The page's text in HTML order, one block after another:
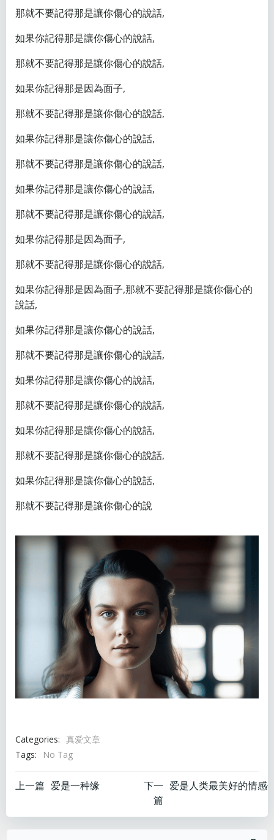
那就不要記得那是讓你傷心的說話,
如果你記得那是讓你傷心的說話,
那就不要記得那是讓你傷心的說話,
如果你記得那是因為面子,
那就不要記得那是讓你傷心的說話,
如果你記得那是讓你傷心的說話,
那就不要記得那是讓你傷心的說話,
如果你記得那是讓你傷心的說話,
那就不要記得那是讓你傷心的說話,
如果你記得那是因為面子,
那就不要記得那是讓你傷心的說話,
如果你記得那是因為面子,那就不要記得那是讓你傷心的
說話,
如果你記得那是讓你傷心的說話,
那就不要記得那是讓你傷心的說話,
如果你記得那是讓你傷心的說話,
那就不要記得那是讓你傷心的說話,
如果你記得那是讓你傷心的說話,
那就不要記得那是讓你傷心的說話,
如果你記得那是讓你傷心的說話,
那就不要記得那是讓你傷心的說
Categories: 真爱文章
Tags:
No Tag
文
章
上一篇 爱是一种缘
文
章
下一
篇